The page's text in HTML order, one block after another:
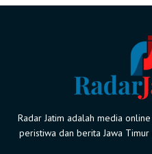
Radar Jatim adalah media
peristiwa dan berita Jawa